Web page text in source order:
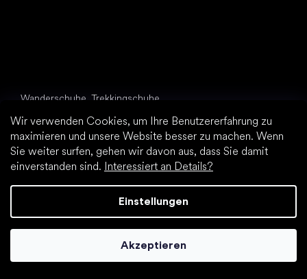
Wir verwenden Cookies, um Ihre Benutzererfahrung zu
maximieren und unsere Website besser zu machen. Wenn
Sie weiter surfen, gehen wir davon aus, dass Sie damit
einverstanden sind. Interessiert an Details?
Einstellungen
Akzeptieren
Wanderschuhe, Trekkingschuhe
Sportschuhe
Elegante Schuhe
Sockenschuhe
Be Lenka